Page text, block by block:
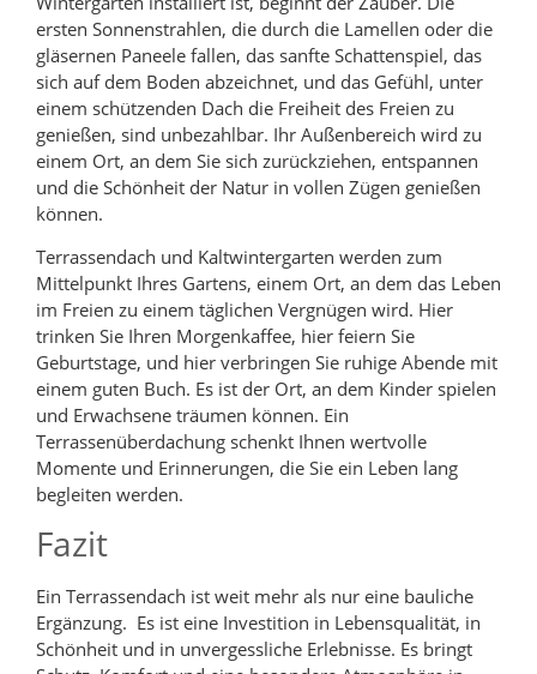
ersten Sonnenstrahlen, die durch die Lamellen oder die
gläsernen Paneele fallen, das sanfte Schattenspiel, das
sich auf dem Boden abzeichnet, und das Gefühl, unter
einem schützenden Dach die Freiheit des Freien zu
genießen, sind unbezahlbar. Ihr Außenbereich wird zu
einem Ort, an dem Sie sich zurückziehen, entspannen
und die Schönheit der Natur in vollen Zügen genießen
können.
Terrassendach und Kaltwintergarten werden zum
Mittelpunkt Ihres Gartens, einem Ort, an dem das Leben
im Freien zu einem täglichen Vergnügen wird. Hier
trinken Sie Ihren Morgenkaffee, hier feiern Sie
Geburtstage, und hier verbringen Sie ruhige Abende mit
einem guten Buch. Es ist der Ort, an dem Kinder spielen
und Erwachsene träumen können. Ein
Terrassenüberdachung schenkt Ihnen wertvolle
Momente und Erinnerungen, die Sie ein Leben lang
begleiten werden.
Fazit
Ein Terrassendach ist weit mehr als nur eine bauliche
Ergänzung. Es ist eine Investition in Lebensqualität, in
Schönheit und in unvergessliche Erlebnisse. Es bringt